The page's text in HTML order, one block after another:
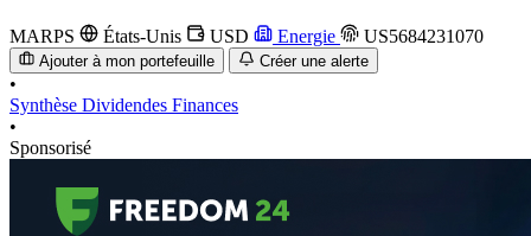
MARPS États-Unis USD Energie US5684231070
Ajouter à mon portefeuille Créer une alerte
•
Synthèse Dividendes Finances
•
Sponsorisé